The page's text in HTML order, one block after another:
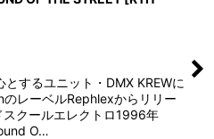
とするユニット・DMX KREWに
のレーベルRephlexからリリー
スクールエレクトロ1996年
O…